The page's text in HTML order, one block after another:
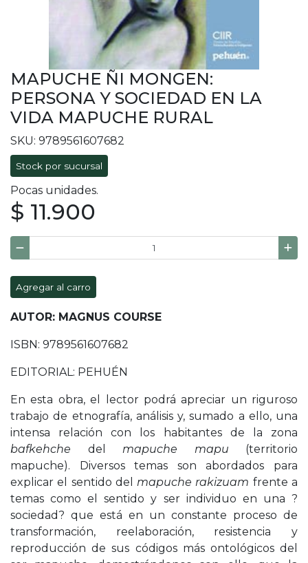
MAPUCHE ÑI MONGEN:
PERSONA Y SOCIEDAD EN LA
VIDA MAPUCHE RURAL
SKU: 9789561607682
Stock por sucursal
Pocas unidades.
$ 11.900
Agregar al carro
AUTOR: MAGNUS COURSE
ISBN: 9789561607682
EDITORIAL: PEHUÉN
En esta obra, el lector podrá apreciar un riguroso
trabajo de etnografía, análisis y, sumado a ello, una
intensa relación con los habitantes de la zona
bafkehche del mapuche mapu (territorio
mapuche). Diversos temas son abordados para
explicar el sentido delmapuche rakizuam frente a
temas como el sentido y ser individuo en una ?
sociedad? que está en un constante proceso de
transformación, reelaboración, resistencia y
reproducción de sus códigos más ontológicos del